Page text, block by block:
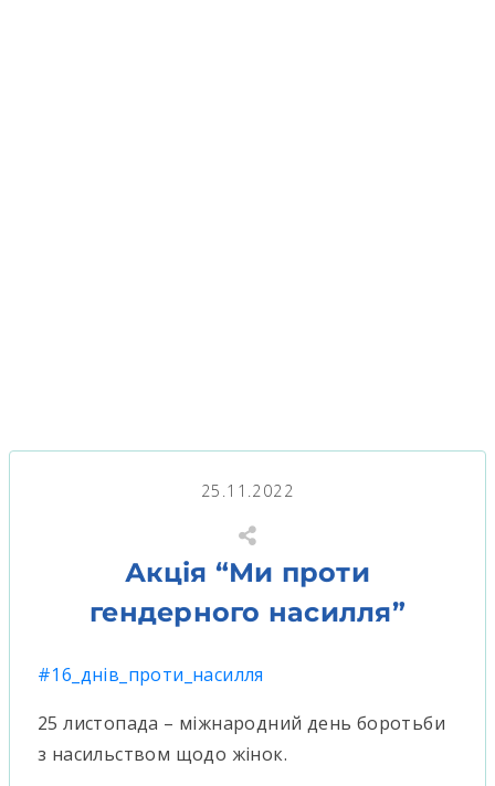
25.11.2022
Акція “Ми проти
гендерного насилля”
#16_днів_проти_насилля
25 листопада – міжнародний день боротьби
з насильством щодо жінок.